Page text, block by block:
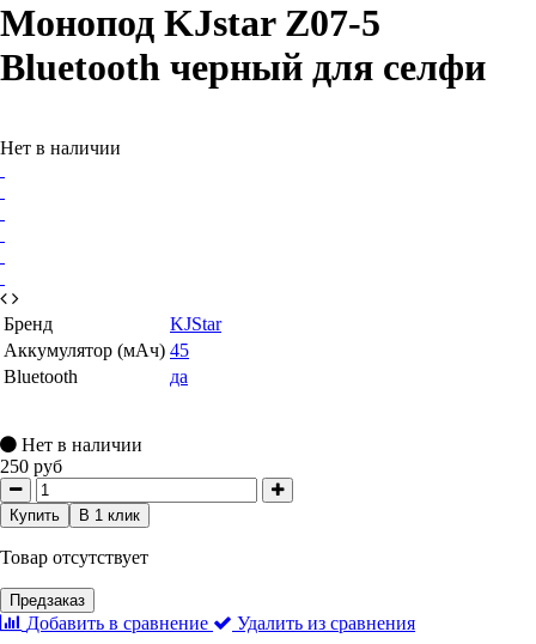
Монопод KJstar Z07-5
Bluetooth черный для селфи
Нет в наличии
Бренд
KJStar
Аккумулятор (мАч) 45
Bluetooth
да
Нет в наличии
250 руб
Купить В 1 клик
Товар отсутствует
Предзаказ
Добавить в сравнение
Удалить из сравнения